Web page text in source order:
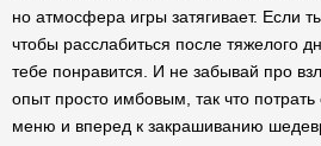
но атмосфера игры затягивает. Если
чтобы расслабиться после тяжелого
тебе понравится. И не забывай про
опыт просто имбовым, так что
меню и вперед к закрашиванию